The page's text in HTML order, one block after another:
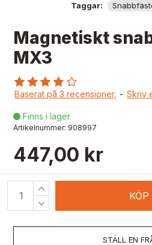
Taggar:
Magnetiskt
MX3
Baserat på 3 recensioner. - Skriv
447,00 kr
 Finns i lager
Artikelnummer: 908997
KÖP
STÄLL EN